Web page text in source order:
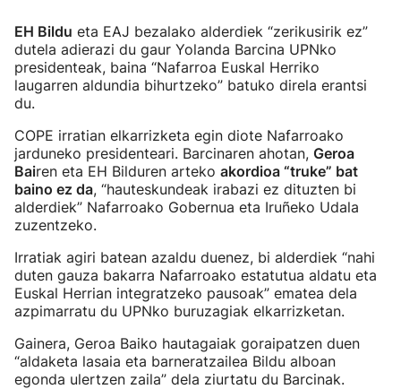
EH Bildu eta EAJ bezalako alderdiek “zerikusirik ez”
dutela adierazi du gaur Yolanda Barcina UPNko
presidenteak, baina “Nafarroa Euskal Herriko
laugarren aldundia bihurtzeko” batuko direla erantsi
du.
COPE irratian elkarrizketa egin diote Nafarroako
jarduneko presidenteari. Barcinaren ahotan, Geroa
Bairen eta EH Bilduren arteko akordioa “truke” bat
baino ez da, “hauteskundeak irabazi ez dituzten bi
alderdiek” Nafarroako Gobernua eta Iruñeko Udala
zuzentzeko.
Irratiak agiri batean azaldu duenez, bi alderdiek “nahi
duten gauza bakarra Nafarroako estatutua aldatu eta
Euskal Herrian integratzeko pausoak” ematea dela
azpimarratu du UPNko buruzagiak elkarrizketan.
Gainera, Geroa Baiko hautagaiak goraipatzen duen
“aldaketa lasaia eta barneratzailea Bildu alboan
egonda ulertzen zaila” dela ziurtatu du Barcinak.